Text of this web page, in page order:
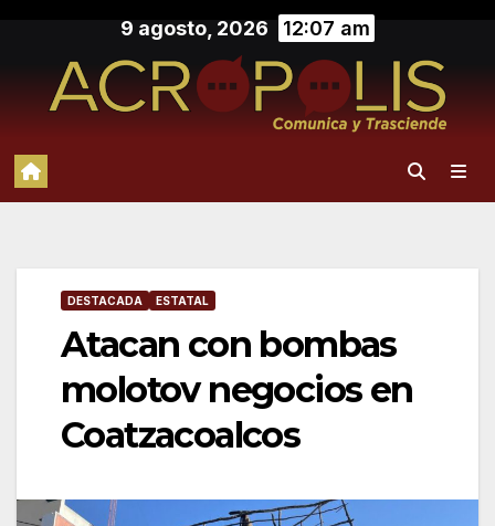
contenido
9 agosto, 2026 12:07 am
DESTACADA ESTATAL
Atacan con bombas
molotov negocios en
Coatzacoalcos